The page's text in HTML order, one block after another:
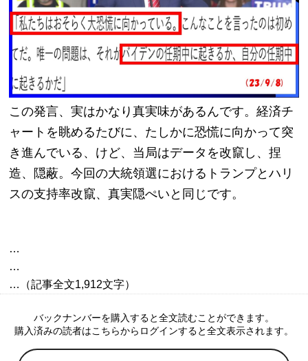
この発言、実はかなり真実味があるんです。経済チ
ャートを眺めるたびに、たしかに恐慌に向かって突
き進んでいる、けど、当局はデータを改竄し、捏
造、隠蔽。今回の大統領選におけるトランプとハリ
スの支持率改竄、真実隠ぺいと同じです。
…
…
バックナンバーを購入すると全文読むことができます。
購入済みの読者はこちらからログインすると全文表示されます。